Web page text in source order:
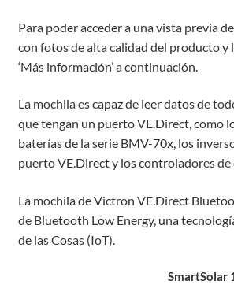
Para poder acceder a una vista previa
con fotos de alta calidad del producto y
‘Más información’ a continuación.
La mochila es capaz de leer datos de
que tengan un puerto VE.Direct, como
baterías de la serie BMV-70x, los
puerto VE.Direct y los controladores de
La mochila de Victron VE.Direct
de Bluetooth Low Energy, una
de las Cosas (IoT).
SmartSolar